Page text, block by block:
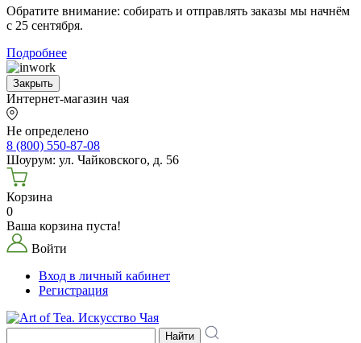
Обратите внимание: собирать и отправлять заказы мы начнём
с 25 сентября.
Подробнее
Закрыть
Интернет-магазин чая
Не определено
8 (800) 550-87-08
Шоурум: ул. Чайковского, д. 56
Корзина
0
Ваша корзина пуста!
Войти
Вход в личный кабинет
Регистрация
Найти